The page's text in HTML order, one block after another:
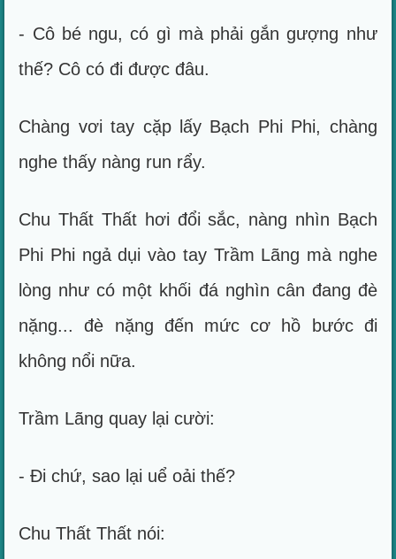
- Cô bé ngu, có gì mà phải gắn gượng như
thế? Cô có đi được đâu.
Chàng vơi tay cặp lấy Bạch Phi Phi, chàng
nghe thấy nàng run rẩy.
Chu Thất Thất hơi đổi sắc, nàng nhìn Bạch
Phi Phi ngả dụi vào tay Trầm Lãng mà nghe
lòng như có một khối đá nghìn cân đang đè
nặng... đè nặng đến mức cơ hồ bước đi
không nổi nữa.
Trầm Lãng quay lại cười:
- Đi chứ, sao lại uể oải thế?
Chu Thất Thất nói: